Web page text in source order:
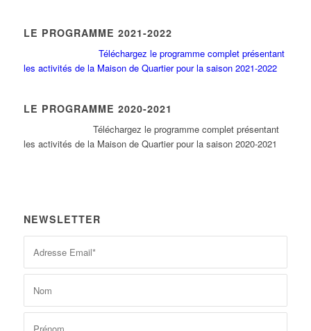
LE PROGRAMME 2021-2022
Téléchargez le programme complet présentant
les activités de la Maison de Quartier pour la saison 2021-2022
LE PROGRAMME 2020-2021
Téléchargez le programme complet présentant
les activités de la Maison de Quartier pour la saison 2020-2021
NEWSLETTER